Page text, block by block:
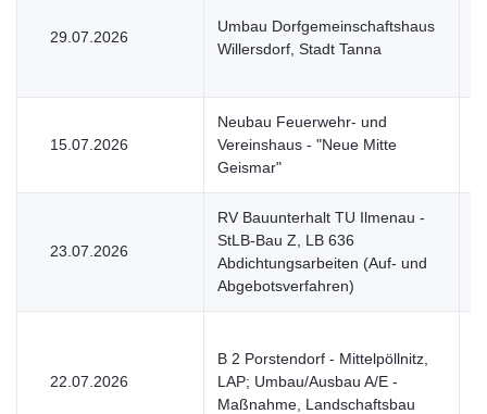
29.07.2026
Umbau Dorfgemeinschaftshaus
Willersdorf, Stadt Tanna
15.07.2026
Neubau Feuerwehr- und
Vereinshaus - "Neue Mitte
Geismar"
23.07.2026
RV Bauunterhalt TU Ilmenau -
StLB-Bau Z, LB 636
Abdichtungsarbeiten (Auf- und
Abgebotsverfahren)
22.07.2026
B 2 Porstendorf - Mittelpöllnitz,
LAP; Umbau/Ausbau A/E -
Maßnahme, Landschaftsbau